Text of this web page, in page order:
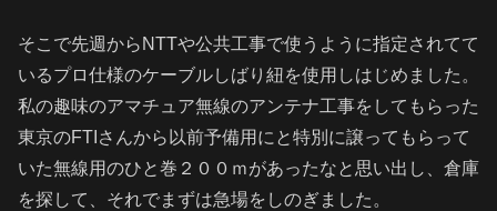
そこで先週からNTTや公共工事で使うように指定されてて
いるプロ仕様のケーブルしばり紐を使用しはじめました。
私の趣味のアマチュア無線のアンテナ工事をしてもらった
東京のFTIさんから以前予備用にと特別に譲ってもらって
いた無線用のひと巻２００ｍがあったなと思い出し、倉庫
を探して、それでまずは急場をしのぎました。